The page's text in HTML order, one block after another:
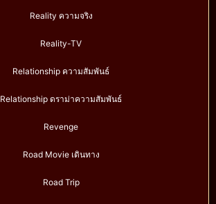
Reality ความจริง
Reality-TV
Relationship ความสัมพันธ์
Relationship ดราม่าความสัมพันธ์
Revenge
Road Movie เดินทาง
Road Trip